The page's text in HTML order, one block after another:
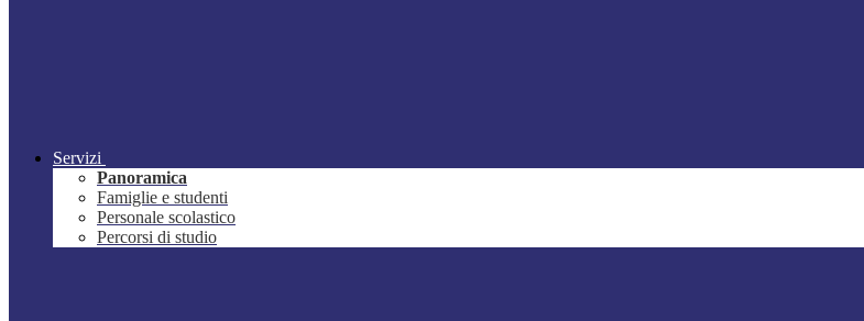
Servizi
Panoramica
Famiglie e studenti
Personale scolastico
Percorsi di studio